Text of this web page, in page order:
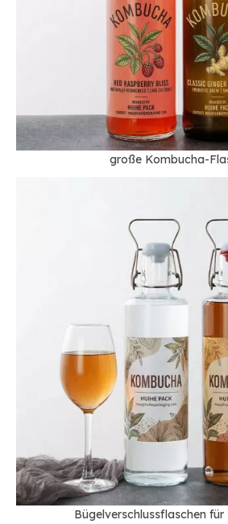
große Kombucha-
Bügelverschlussflaschen